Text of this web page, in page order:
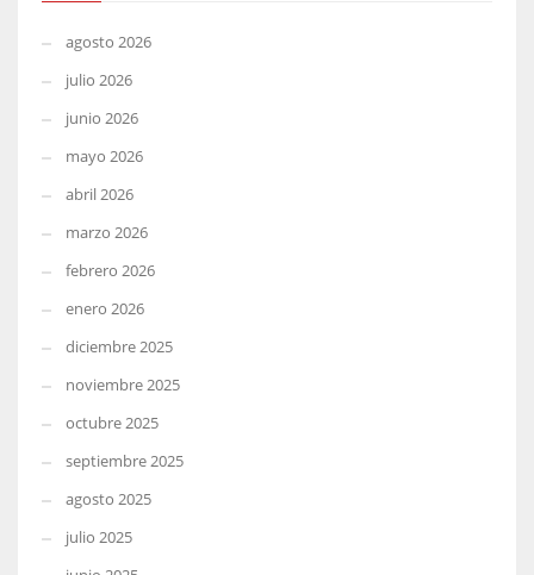
agosto 2026
julio 2026
junio 2026
mayo 2026
abril 2026
marzo 2026
febrero 2026
enero 2026
diciembre 2025
noviembre 2025
octubre 2025
septiembre 2025
agosto 2025
julio 2025